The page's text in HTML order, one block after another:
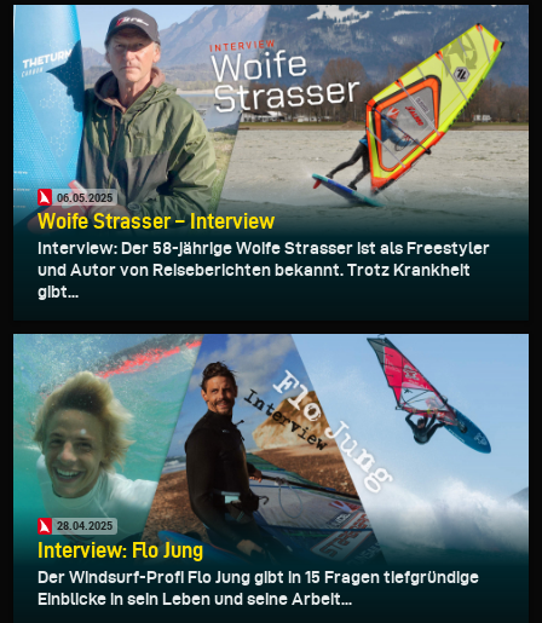
06.05.2025
Woife Strasser – Interview
Interview: Der 58-jährige Woife Strasser ist als Freestyler
und Autor von Reiseberichten bekannt. Trotz Krankheit
gibt...
28.04.2025
Interview: Flo Jung
Der Windsurf-Profi Flo Jung gibt in 15 Fragen tiefgründige
Einblicke in sein Leben und seine Arbeit...